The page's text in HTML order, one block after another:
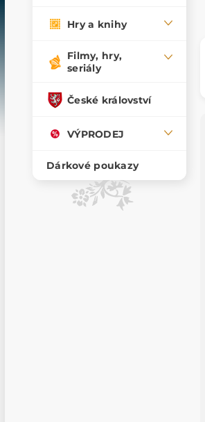
Hry a knihy
Filmy, hry,
seriály
České království
VÝPRODEJ
Dárkové poukazy